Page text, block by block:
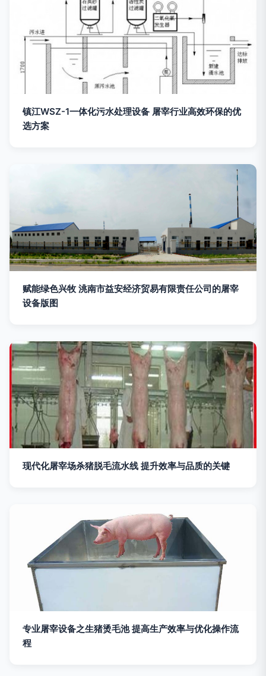
镇江WSZ-1一体化污水处理设备 屠宰行业高效环保的优
选方案
赋能绿色兴牧 洮南市益安经济贸易有限责任公司的屠宰
设备版图
现代化屠宰场杀猪脱毛流水线 提升效率与品质的关键
专业屠宰设备之生猪烫毛池 提高生产效率与优化操作流
程